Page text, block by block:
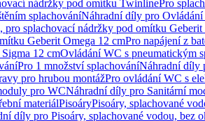
nádržky pod omítku TwinlinePro
splachováníNáhradní díly pro
pro splachovací nádržky pod omítku Geberit
Geberit Omega 12 cmPro napájení z
12 cmOvládání WC s pneumatickým
Pro 1 množství splachováníNáhradní díly
pro hrubou montážPro ovládání WC s
pro WCNáhradní díly pro Sanitární
materiálPisoáryPisoáry, splachované
díly pro Pisoáry, splachované vodou, bez